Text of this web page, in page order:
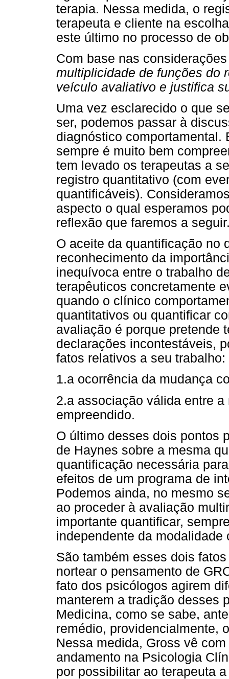
terapia. Nessa medida, o
terapeuta e cliente na
este último no processo de
Com base nas
multiplicidade de funções do
veículo avaliativo e justifica
Uma vez esclarecido o que
ser, podemos passar à
diagnóstico comportamental.
sempre é muito bem
tem levado os terapeutas a
registro quantitativo (com
quantificáveis).
aspecto o qual esperamos
reflexão que faremos a
O aceite da quantificação no
reconhecimento da
inequívoca entre o trabalho
terapêuticos concretamente
quando o clínico
quantitativos ou quantificar
avaliação é porque pretende
declarações incontestáveis,
fatos relativos a seu trabalho:
1.a ocorrência da mudança
2.a associação válida entre
empreendido.
O último desses dois pontos
de Haynes sobre a mesma
quantificação necessária
efeitos de um programa de
Podemos ainda, no mesmo
ao proceder à avaliação
importante quantificar,
independente da
São também esses dois
nortear o pensamento de
fato dos psicólogos agirem
manterem a tradição desses
Medicina, como se sabe,
remédio, providencialmente,
Nessa medida, Gross vê
andamento na Psicologia
por possibilitar ao terapeuta